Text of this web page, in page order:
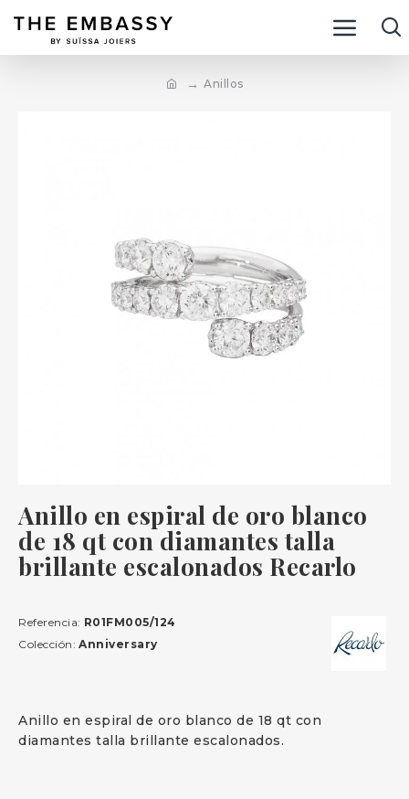
Anillos
Anillo en espiral de oro blanco
de 18 qt con diamantes talla
brillante escalonados Recarlo
Anillo en espiral de oro blanco de 18 qt con
diamantes talla brillante escalonados.
Referencia: R01FM005/124
Colección: Anniversary